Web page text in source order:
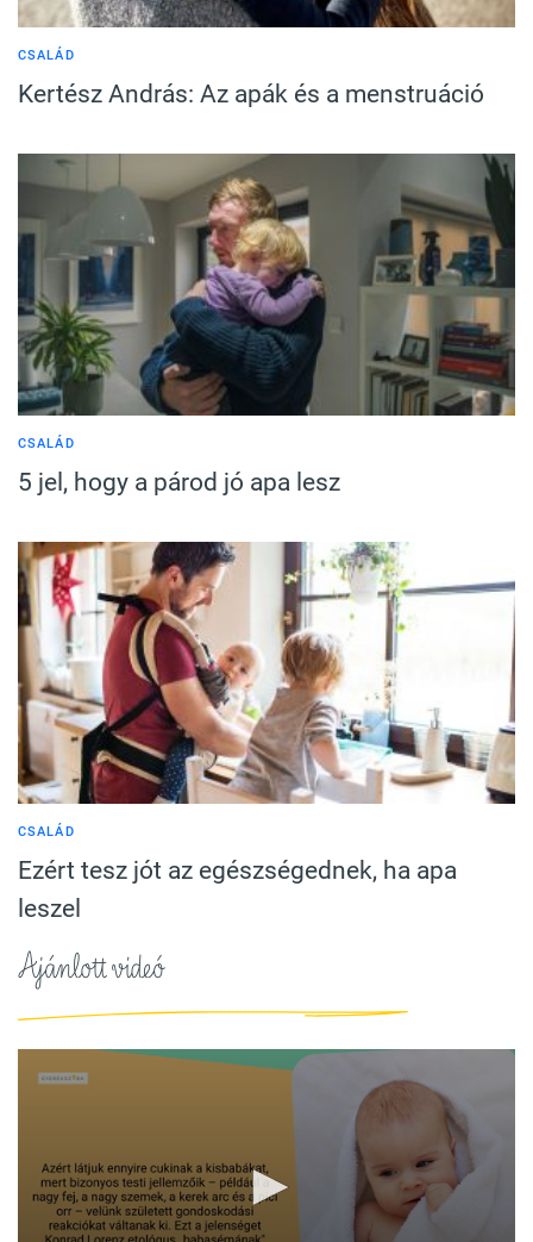
CSALÁD
Kertész András: Az apák és a menstruáció
CSALÁD
5 jel, hogy a párod jó apa lesz
CSALÁD
Ezért tesz jót az egészségednek, ha apa
leszel
Ajánlott videó